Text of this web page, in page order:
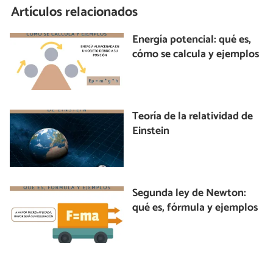
Artículos relacionados
Energía potencial: qué es,
cómo se calcula y ejemplos
Teoría de la relatividad de
Einstein
Segunda ley de Newton:
qué es, fórmula y ejemplos